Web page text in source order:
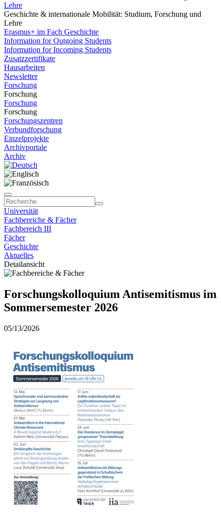
Lehre
Geschichte & internationale Mobilität: Studium, Forschung und
Lehre
Erasmus+ im Fach Geschichte
Information for Outgoing Students
Information for Incoming Students
Zusatzzertifikate
Hausarbeiten
Newsletter
Forschung
Forschung
Forschung
Forschung
Forschungszentren
Verbundforschung
Einzelprojekte
Archivportale
Archiv
Universität
Fachbereiche & Fächer
Fachbereich III
Fächer
Geschichte
Aktuelles
Detailansicht
Forschungskolloquium Antisemitismus im
Sommersemester 2026
05/13/2026